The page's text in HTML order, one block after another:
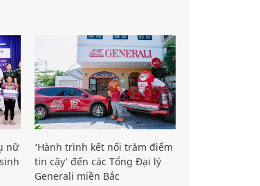
nữ
‘Hành trình kết nối trăm điểm
tin cậy’ đến các Tổng Đại lý
Generali miền Bắc